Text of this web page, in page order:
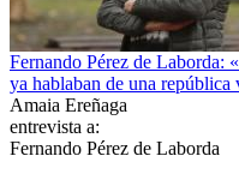
Fernando Pérez de Laborda:
ya hablaban de una república
Amaia Ereñaga
entrevista a:
Fernando Pérez de Laborda